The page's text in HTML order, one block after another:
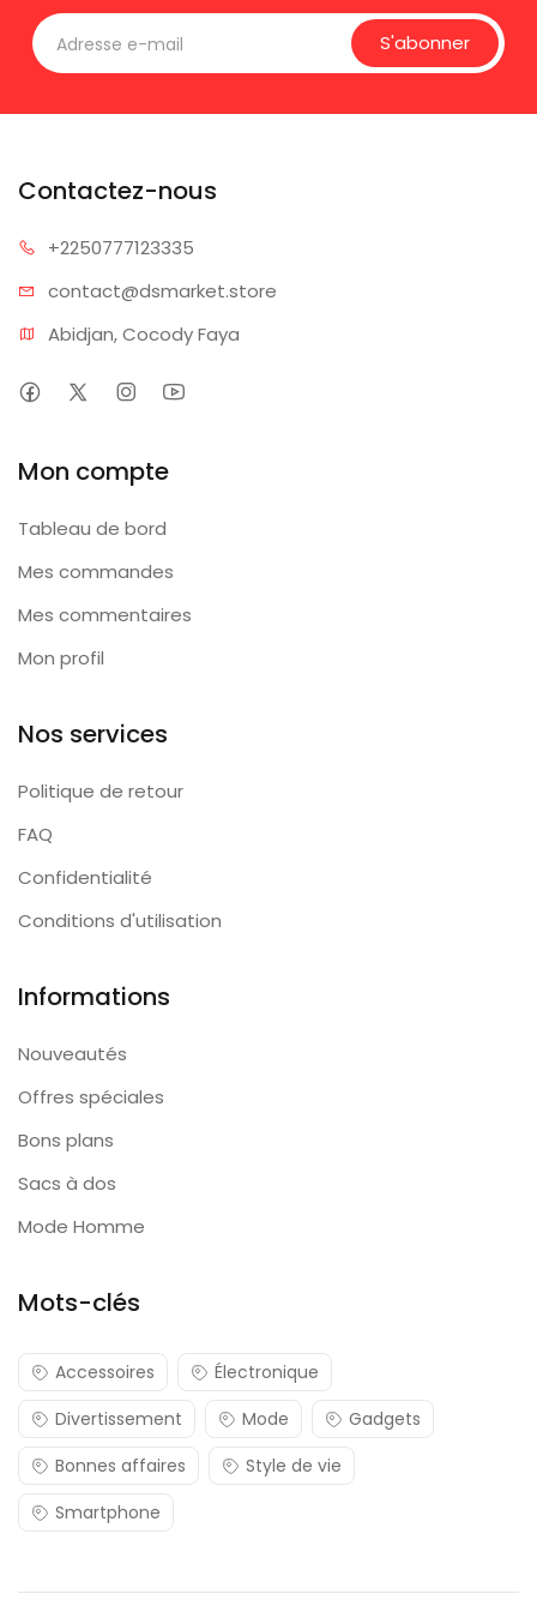
S'abonner
Contactez-nous
+2250777123335
contact@dsmarket.store
Abidjan, Cocody Faya
Mon compte
Tableau de bord
Mes commandes
Mes commentaires
Mon profil
Nos services
Politique de retour
FAQ
Confidentialité
Conditions d'utilisation
Informations
Nouveautés
Offres spéciales
Bons plans
Sacs à dos
Mode Homme
Mots-clés
Accessoires
Électronique
Divertissement
Mode
Gadgets
Bonnes affaires
Style de vie
Smartphone